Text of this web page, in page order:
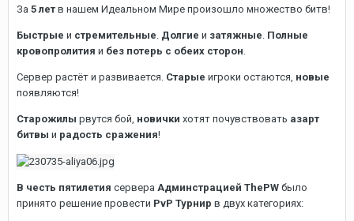
За 5 лет в нашем Идеальном Мире произошло множество битв!
Быстрые и стремительные. Долгие и затяжные. Полные
кровопролития и без потерь с обеих сторон.
Сервер растёт и развивается. Старые игроки остаются, новые
появляются!
Старожилы рвутся бой, новички хотят почувствовать азарт
битвы и радость сражения!
В честь пятилетия сервера Админстрацией ThePW было
принято решение провести PvP Турнир в двух категориях: